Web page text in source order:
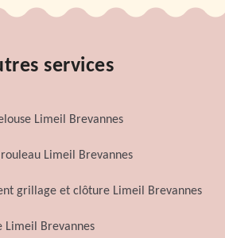
services
Limeil Brevannes
rouleau Limeil Brevannes
grillage et clôture Limeil Brevannes
Limeil Brevannes